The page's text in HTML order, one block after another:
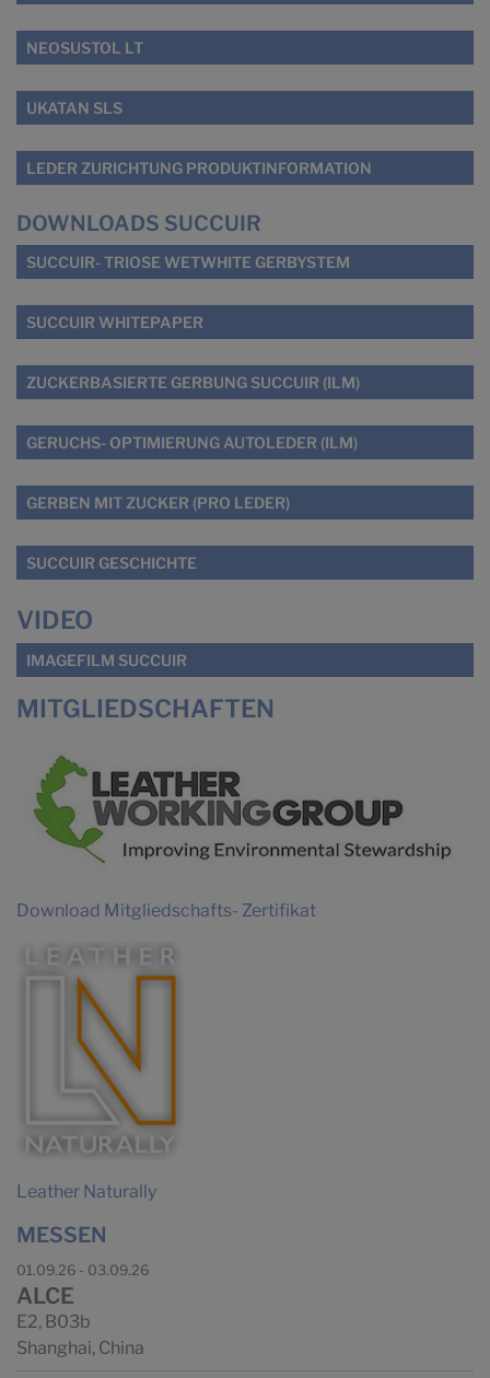
NEOSUSTOL LT
UKATAN SLS
LEDER ZURICHTUNG PRODUKTINFORMATION
DOWNLOADS SUCCUIR
SUCCUIR- TRIOSE WETWHITE GERBYSTEM
SUCCUIR WHITEPAPER
ZUCKERBASIERTE GERBUNG SUCCUIR (ILM)
GERUCHS- OPTIMIERUNG AUTOLEDER (ILM)
GERBEN MIT ZUCKER (PRO LEDER)
SUCCUIR GESCHICHTE
VIDEO
IMAGEFILM SUCCUIR
MITGLIEDSCHAFTEN
Download Mitgliedschafts- Zertifikat
Leather Naturally
MESSEN
01.09.26 - 03.09.26
ALCE
E2, B03b
Shanghai, China